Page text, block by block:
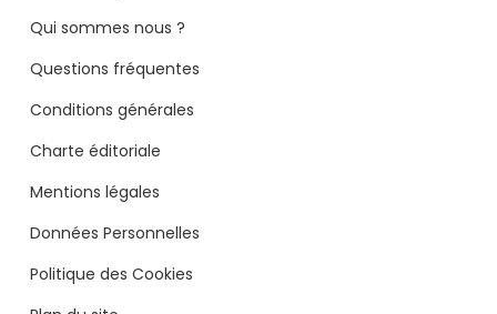
Qui sommes nous ?
Questions fréquentes
Conditions générales
Charte éditoriale
Mentions légales
Données Personnelles
Politique des Cookies